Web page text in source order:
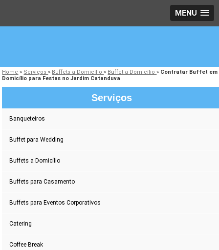
MENU
Home » Serviços» Buffets a Domicílio» Buffet a Domicílio» Contratar Buffet em
Domicílio para Festas no Jardim Catanduva
Serviços
Banqueteiros
Buffet para Wedding
Buffets a Domicílio
Buffets para Casamento
Buffets para Eventos Corporativos
Catering
Coffee Break